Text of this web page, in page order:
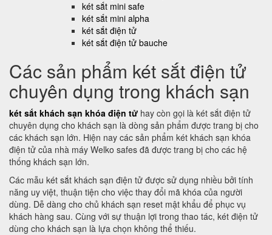
két sắt mini safe
két sắt mini alpha
két sắt điện tử
két sắt điện tử bauche
Các sản phẩm két sắt điện tử
chuyên dụng trong khách sạn
két sắt khách sạn khóa điện tử hay còn gọi là két sắt điện tử
chuyên dụng cho khách sạn là dòng sản phẩm được trang bị cho
các khách sạn lớn. Hiện nay các sản phẩm két khách sạn khóa
điện tử của nhà máy Welko safes đã được trang bị cho các hệ
thống khách sạn lớn.
Các mẫu két sắt khách sạn điện tử được sử dụng nhiều bởi tính
năng uy việt, thuận tiện cho việc thay đổi mã khóa của người
dùng. Dễ dàng cho chủ khách sạn reset mật khẩu để phục vụ
khách hàng sau. Cùng với sự thuận lợi trong thao tác, két điện tử
dùng cho khách sạn là lựa chọn không thể thiếu.